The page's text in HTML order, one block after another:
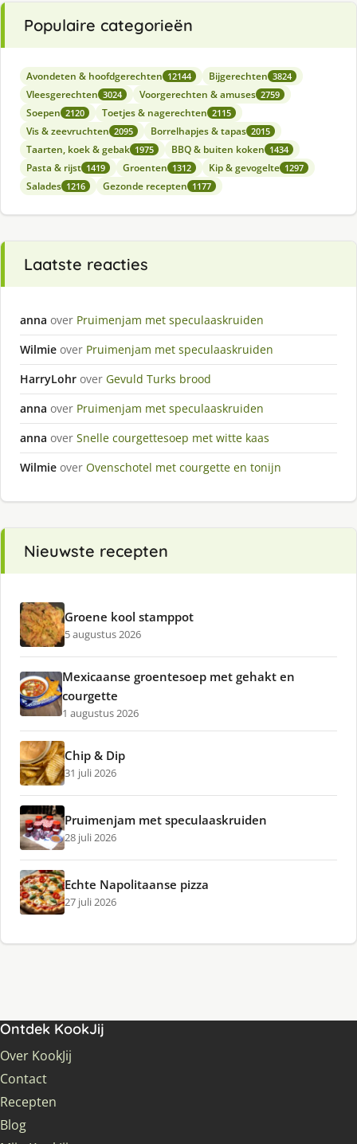
Populaire categorieën
Avondeten & hoofdgerechten 12144 Bijgerechten 3824
Vleesgerechten 3024 Voorgerechten & amuses 2759
Soepen 2120 Toetjes & nagerechten 2115
Vis & zeevruchten 2095 Borrelhapjes & tapas 2015
Taarten, koek & gebak 1975 BBQ & buiten koken 1434
Pasta & rijst 1419 Groenten 1312 Kip & gevogelte 1297
Salades 1216 Gezonde recepten 1177
Laatste reacties
anna over Pruimenjam met speculaaskruiden
Wilmie over Pruimenjam met speculaaskruiden
HarryLohr over Gevuld Turks brood
anna over Pruimenjam met speculaaskruiden
anna over Snelle courgettesoep met witte kaas
Wilmie over Ovenschotel met courgette en tonijn
Nieuwste recepten
Groene kool stamppot
5 augustus 2026
Mexicaanse groentesoep met gehakt en
courgette
1 augustus 2026
Chip & Dip
31 juli 2026
Pruimenjam met speculaaskruiden
28 juli 2026
Echte Napolitaanse pizza
27 juli 2026
Ontdek KookJij
Over KookJij
Contact
Recepten
Blog